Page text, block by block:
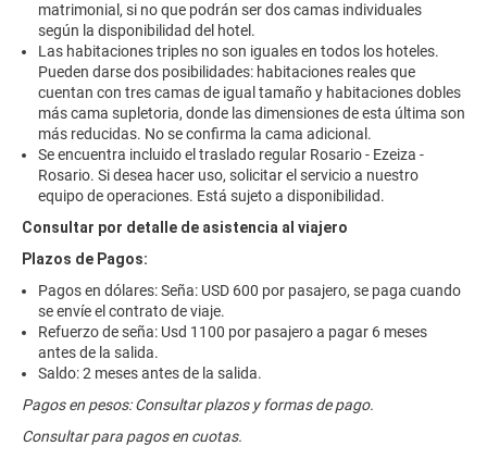
matrimonial, si no que podrán ser dos camas individuales
según la disponibilidad del hotel.
Las habitaciones triples no son iguales en todos los hoteles.
Pueden darse dos posibilidades: habitaciones reales que
cuentan con tres camas de igual tamaño y habitaciones dobles
más cama supletoria, donde las dimensiones de esta última son
más reducidas. No se confirma la cama adicional.
Se encuentra incluido el traslado regular Rosario - Ezeiza -
Rosario. Si desea hacer uso, solicitar el servicio a nuestro
equipo de operaciones. Está sujeto a disponibilidad.
Consultar por detalle de asistencia al viajero
Plazos de Pagos:
Pagos en dólares: Seña: USD 600 por pasajero, se paga cuando
se envíe el contrato de viaje.
Refuerzo de seña: Usd 1100 por pasajero a pagar 6 meses
antes de la salida.
Saldo: 2 meses antes de la salida.
Pagos en pesos: Consultar plazos y formas de pago.
Consultar para pagos en cuotas.